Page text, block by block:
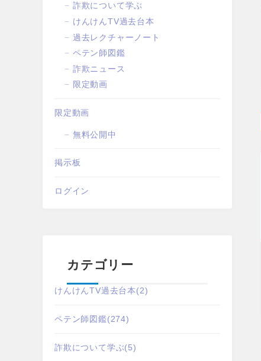
詐欺について学ぶ
けんけんTV過去台本
過去レクチャーノート
ペテン師図鑑
詐欺ニュース
限定動画
限定動画
無料公開中
掲示板
ログイン
カテゴリー
けんけんTV過去台本(2)
ペテン師図鑑(274)
詐欺について学ぶ(5)